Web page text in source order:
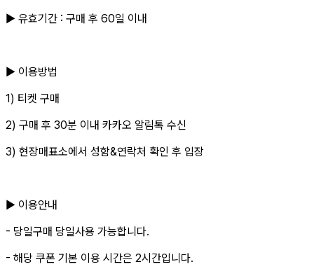
▶ 유효기간 : 구매 후 60일 이내
▶ 이용방법
1) 티켓 구매
2) 구매 후 30분 이내 카카오 알림톡 수신
3) 현장매표소에서 성함&연락처 확인 후 입장
▶ 이용안내
- 당일구매 당일사용 가능합니다.
- 해당 쿠폰 기본 이용 시간은 2시간입니다.